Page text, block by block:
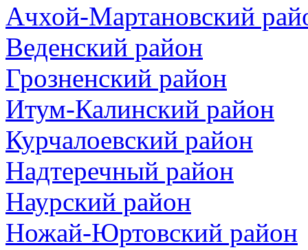
Ачхой-Мартановский
Веденский район
Грозненский район
Итум-Калинский район
Курчалоевский район
Надтеречный район
Наурский район
Ножай-Юртовский район